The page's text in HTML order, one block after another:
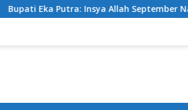
Insya Allah September Nanti Ada Dua